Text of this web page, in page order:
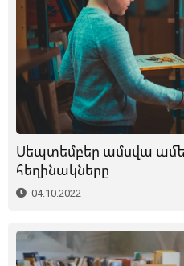
Սեպտեմբեր ամսվա
հեղինակները
04.10.2022